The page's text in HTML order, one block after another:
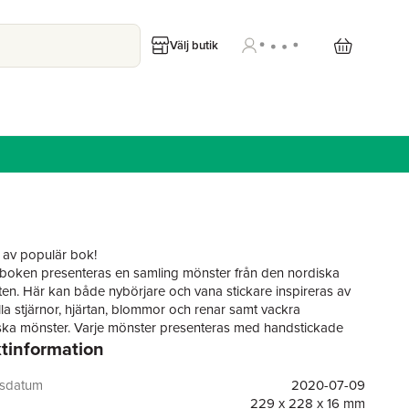
Välj butik
populär bok!
presenteras en samling mönster från den nordiska
Här kan både nybörjare och vana stickare inspireras av
stjärnor, hjärtan, blommor och renar samt vackra
mönster. Varje mönster presenteras med handstickade
storlek tillsammans med tydliga diagram. Många av
kan kombineras på en rad olika sätt i exempelvis
och mössor. Dessutom innehåller
Sticka nordiskt fyra
2020-07-09
229 x 228 x 16 mm